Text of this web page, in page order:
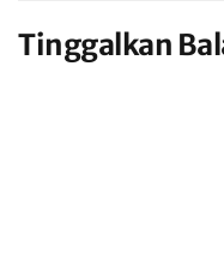
Tinggalkan